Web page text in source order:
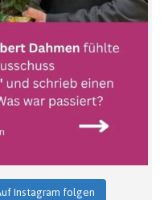
Instagram folgen